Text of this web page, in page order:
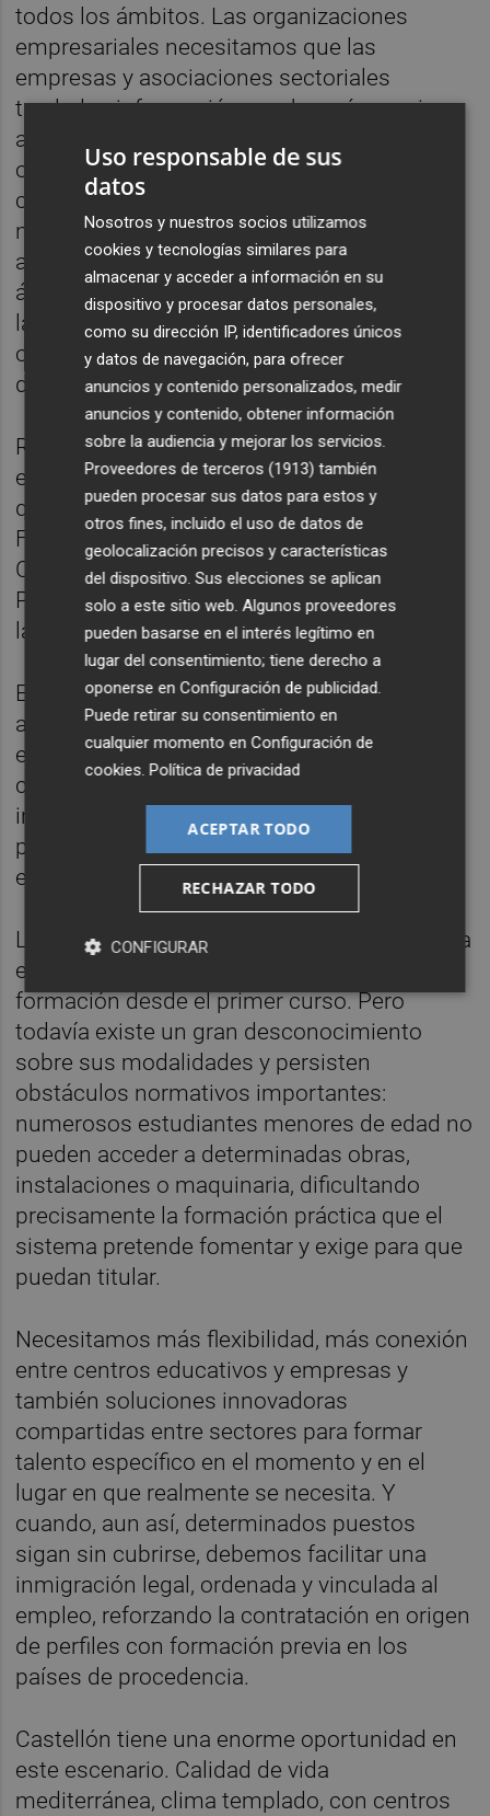
todos los ámbitos. Las organizaciones
empresariales necesitamos que las
empresas y asociaciones sectoriales
trasladen información mucho más precisa,
actualizada y recurrente sobre las
ocupaciones que necesitan cubrir,
cuantificando perfiles y anticipando
necesidades futuras. Pero las
administraciones también deben ser más
ágiles adaptando la normativa vigente y
la oferta formativa a la realidad productiva y
optimizando mejor los recursos públicos
disponibles.
Resulta difícil entender que, mientras las
empresas reclaman perfiles técnicos, sigan
quedando decenas de miles de plazas de
Formación Profesional sin cubrir en la
Comunitat Valenciana. La Formación
Profesional debe ocupar un papel central en
la competitividad futura de nuestro país.
España sigue arrastrando, además, una
anomalía histórica: una estructura formativa
en “V”, con exceso de población poco
cualificada y también universitaria, pero
insuficientes perfiles técnicos intermedios,
precisamente los más demandados por las
economías europeas más productivas.
La nueva Formación Profesional Dual avanza
en la buena dirección, acercando empresa y
formación desde el primer curso. Pero
todavía existe un gran desconocimiento
sobre sus modalidades y persisten
obstáculos normativos importantes:
numerosos estudiantes menores de edad no
pueden acceder a determinadas obras,
instalaciones o maquinaria, dificultando
precisamente la formación práctica que el
sistema pretende fomentar y exige para que
puedan titular.
Necesitamos más flexibilidad, más conexión
entre centros educativos y empresas y
también soluciones innovadoras
compartidas entre sectores para formar
talento específico en el momento y en el
lugar en que realmente se necesita. Y
cuando, aun así, determinados puestos
sigan sin cubrirse, debemos facilitar una
inmigración legal, ordenada y vinculada al
empleo, reforzando la contratación en origen
de perfiles con formación previa en los
países de procedencia.
Castellón tiene una enorme oportunidad en
este escenario. Calidad de vida
mediterránea, clima templado, con centros
Uso responsable de sus
datos
Nosotros y nuestros socios utilizamos
cookies y tecnologías similares para
almacenar y acceder a información en su
dispositivo y procesar datos personales,
como su dirección IP, identificadores únicos
y datos de navegación, para ofrecer
anuncios y contenido personalizados, medir
anuncios y contenido, obtener información
sobre la audiencia y mejorar los servicios.
Proveedores de terceros (1913) también
pueden procesar sus datos para estos y
otros fines, incluido el uso de datos de
geolocalización precisos y características
del dispositivo. Sus elecciones se aplican
solo a este sitio web. Algunos proveedores
pueden basarse en el interés legítimo en
lugar del consentimiento; tiene derecho a
oponerse enConfiguración de publicidad.
Puede retirar su consentimiento en
cualquier momento enConfiguración de
cookies.Política de privacidad
ACEPTAR TODO
RECHAZAR TODO
CONFIGURAR